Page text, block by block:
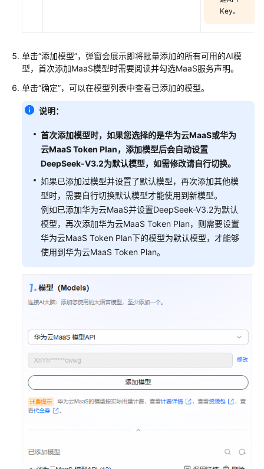
术
语
责
任
（SLA）
书
源
支
持
区
域
权
Key。
单击“添加模型”，弹窗会展示即将批量添加的所有可用的AI模
型，首次添加MaaS模型时需要阅读并勾选MaaS服务声明。
单击“确定”，可以在模型列表中查看已添加的模型。
说明：
首次添加模型时，如果您选择的是华为云MaaS或华为
云MaaS Token Plan，添加模型后会自动设置
DeepSeek-V3.2为默认模型，如需修改请自行切换。
如果已添加过模型并设置了默认模型，再次添加其他模
型时，需要自行切换默认模型才能使用到新模型。
例如已添加华为云MaaS并设置DeepSeek-V3.2为默认
模型，再次添加华为云MaaS Token Plan，则需要设置
华为云MaaS Token Plan下的模型为默认模型，才能够
使用到华为云MaaS Token Plan。